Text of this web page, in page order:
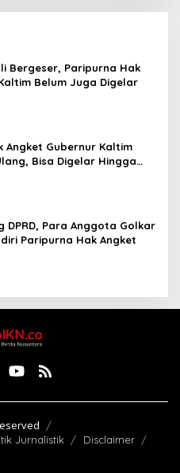
Bergeser, Paripurna Hak
Belum Juga Digelar
Angket Gubernur Kaltim
Bisa Digelar Hingga
DPRD, Para Anggota Golkar
Paripurna Hak Angket
Jurnalistik
Disclaimer